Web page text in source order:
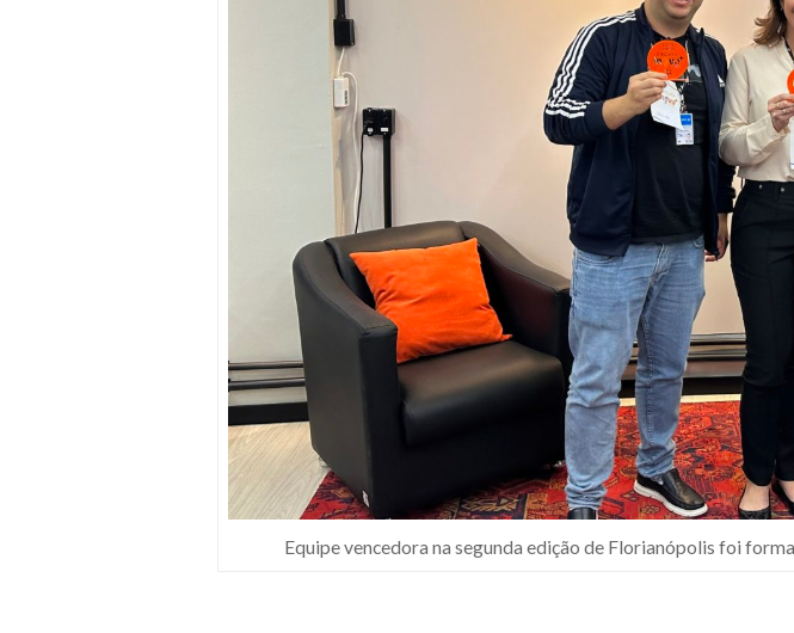
Equipe vencedora na segunda edição de Florianópolis foi